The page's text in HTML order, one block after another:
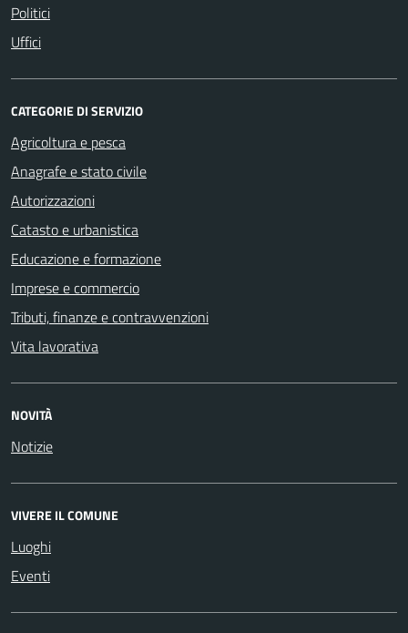
Politici
Uffici
CATEGORIE DI SERVIZIO
Agricoltura e pesca
Anagrafe e stato civile
Autorizzazioni
Catasto e urbanistica
Educazione e formazione
Imprese e commercio
Tributi, finanze e contravvenzioni
Vita lavorativa
NOVITÀ
Notizie
VIVERE IL COMUNE
Luoghi
Eventi